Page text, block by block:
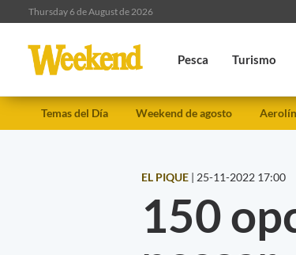
Thursday 6 de August de 2026
Pesca Turismo
Temas del Día Weekend de agosto
EL PIQUE | 25-11-2022 17:00
150